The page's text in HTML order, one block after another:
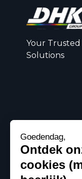
Your
Solutions